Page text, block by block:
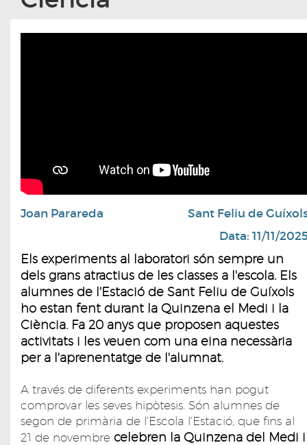
Joan Parareda
Sant Feliu de
Data: 11/11/
Els experiments al laboratori són sempre un
dels grans atractius de les classes a l'escola. Els
alumnes de l'Estació de Sant Feliu de Guíxols
ho estan fent durant la Quinzena el Medi i la
Ciència. Fa 20 anys que proposen aquestes
activitats i les veuen com una eina necessària
per a l'aprenentatge de l'alumnat.
A través de diferents experiments han pogut
comprovar les seves hipòtesis. Són alumnes de
segon de primària de l'Escola l'Estació, que fins al
21 de novembre celebren la Quinzena del Medi i